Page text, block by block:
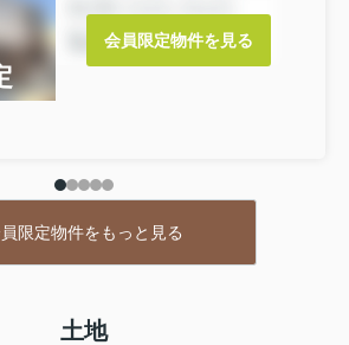
会員限定物件を見る
限定物件をもっと見る
土地